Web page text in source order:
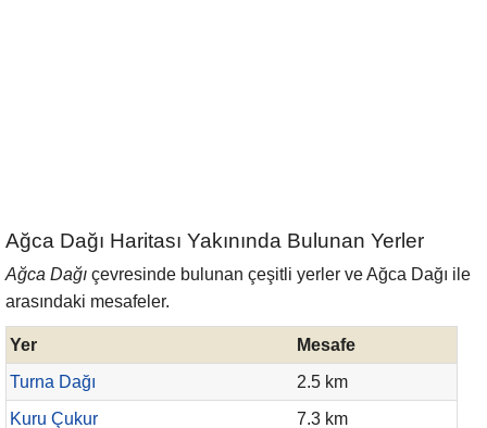
Ağca Dağı Haritası Yakınında Bulunan Yerler
Ağca Dağı çevresinde bulunan çeşitli yerler ve Ağca Dağı ile
arasındaki mesafeler.
Yer
Mesafe
Turna Dağı
2.5 km
Kuru Çukur
7.3 km